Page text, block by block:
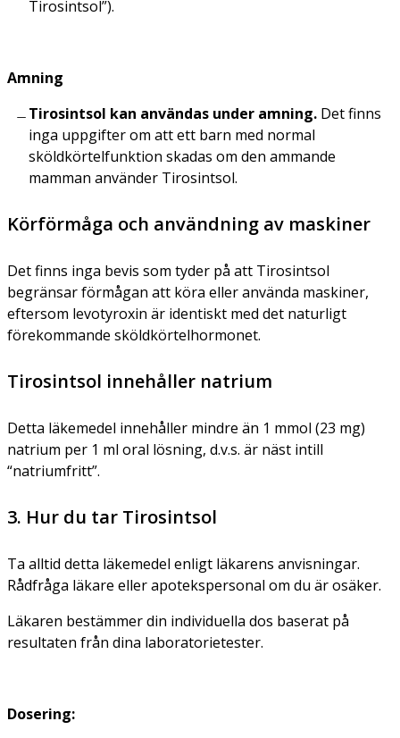
Tirosintsol”).
Amning
Tirosintsol kan användas under amning. Det finns
inga uppgifter om att ett barn med normal
sköldkörtelfunktion skadas om den ammande
mamman använder Tirosintsol.
Körförmåga och användning av maskiner
Det finns inga bevis som tyder på att Tirosintsol
begränsar förmågan att köra eller använda maskiner,
eftersom levotyroxin är identiskt med det naturligt
förekommande sköldkörtelhormonet.
Tirosintsol innehåller natrium
Detta läkemedel innehåller mindre än 1 mmol (23 mg)
natrium per 1 ml oral lösning, d.v.s. är näst intill
“natriumfritt”.
3. Hur du tar Tirosintsol
Ta alltid detta läkemedel enligt läkarens anvisningar.
Rådfråga läkare eller apotekspersonal om du är osäker.
Läkaren bestämmer din individuella dos baserat på
resultaten från dina laboratorietester.
Dosering: